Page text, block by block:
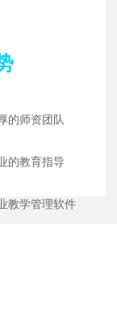
的师资团队
的教育指导
教学管理软件